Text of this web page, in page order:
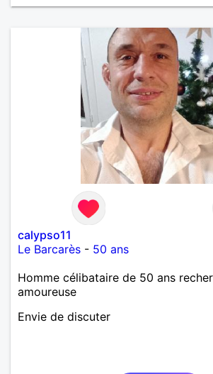
calypso11
Le Barcarès - 50 ans
Homme célibataire de 50 ans
amoureuse
Envie de discuter